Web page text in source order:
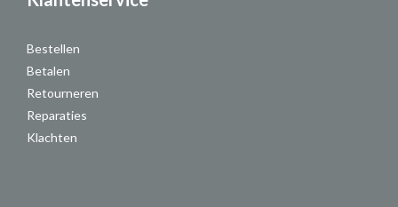
Bestellen
Betalen
Retourneren
Reparaties
Klachten